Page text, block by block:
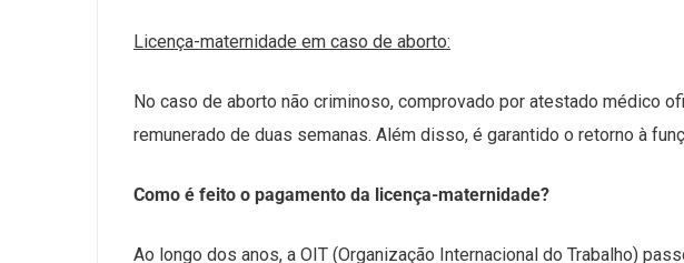
Licença-maternidade em caso de aborto:
No caso de aborto não criminoso, comprovado por atestado médico
remunerado de duas semanas. Além disso, é garantido o retorno à
Como é feito o pagamento da licença-maternidade?
Ao longo dos anos, a OIT (Organização Internacional do Trabalho)